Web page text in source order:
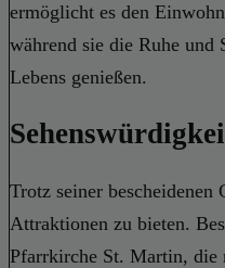
ermöglicht es den
während sie die Ruhe und
Lebens genießen.
Trotz seiner
Attraktionen zu bieten.
Pfarrkirche St. Martin, die